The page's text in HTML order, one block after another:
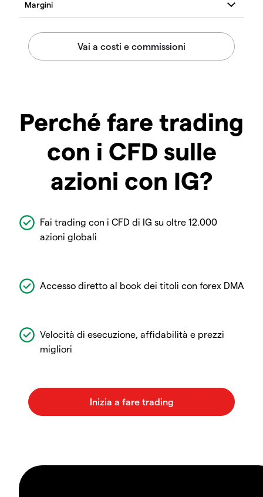
Perché fare trading
con i CFD sulle
azioni con IG?
Fai trading con i CFD di IG su oltre 12.000
azioni globali
Accesso diretto al book dei titoli con forex DMA
Velocità di esecuzione, affidabilità e prezzi
migliori